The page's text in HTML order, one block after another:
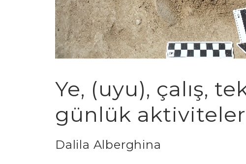
Ye, (uyu), çalış,
günlük aktiviteler
Dalila Alberghina